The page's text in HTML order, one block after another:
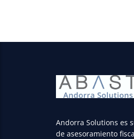
Andorra Solutions es
de asesoramiento